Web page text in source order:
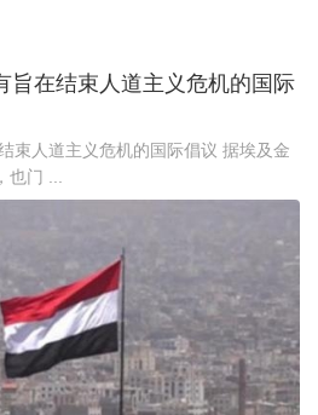
旨在结束人道主义危机的国际
束人道主义危机的国际倡议 据埃及金
门 ...